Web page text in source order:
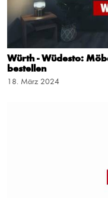
Würth - Wüdesto:
bestellen
18. März 2024